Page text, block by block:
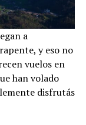
a
y eso no
vuelos en
han volado
disfrutás